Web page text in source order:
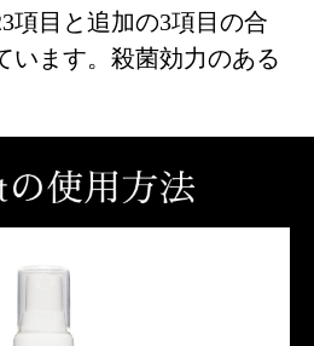
項目と追加の3項目の合
います。殺菌効力のある